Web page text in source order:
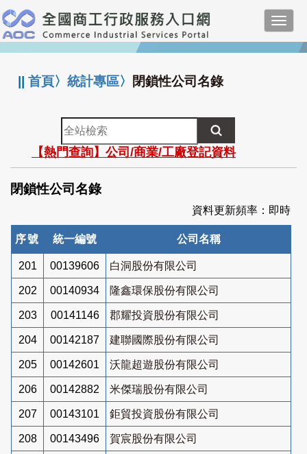
跳
到
主
要
:::
||首頁〉統計專區〉 閉鎖性公司名錄
全
站
檢
索
【熱門查詢】公司/商業/工廠登記資料
閉鎖性公司名錄
資料更新頻率：即時
序號 統一編號 公司名稱
201 00139606 白洞股份有限公司
202 00140934 隆鑫環保股份有限公司
203 00141146 郡耀投資股份有限公司
204 00142187 建聯國際股份有限公司
205 00142601 沃龍超遊股份有限公司
206 00142882 米傑瑞股份有限公司
207 00143101 鉅貿投資股份有限公司
208 00143496 賀宸股份有限公司